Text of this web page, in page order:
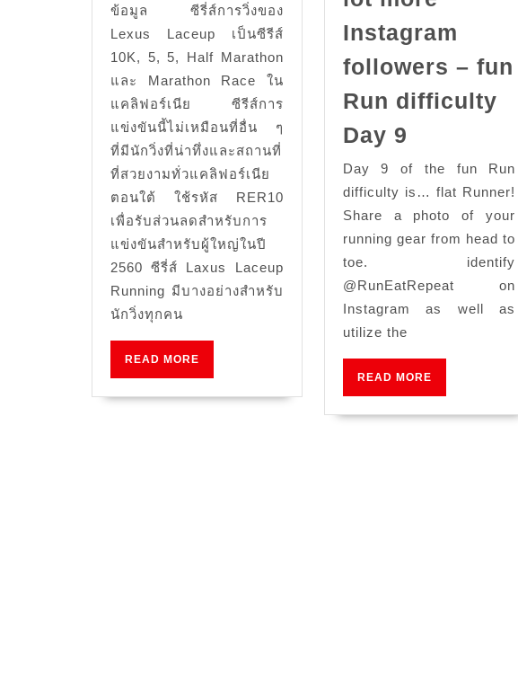
Series
Series
ข้อมูล ซีรี่ส์การวิ่งของ
Lexus Laceup เป็นซีรีส์
10K, 5, 5, Half Marathon
และ Marathon Race ใน
แคลิฟอร์เนีย ซีรีส์การ
แข่งขันนี้ไม่เหมือนที่อื่น ๆ
ที่มีนักวิ่งที่น่าทึ่งและสถานที่
ที่สวยงามทั่วแคลิฟอร์เนีย
ตอนใต้ ใช้รหัส RER10
เพื่อรับส่วนลดสำหรับการ
แข่งขันสำหรับผู้ใหญ่ในปี
2560 ซีรี่ส์ Laxus Laceup
Running มีบางอย่างสำหรับ
นักวิ่งทุกคน
READ MORE
Instagram
followers – fun
Run difficulty
Day 9
Do
a
flat
Runner
as
well
as
exactly
how
to
Day 9 of the fun Run
difficulty is… flat Runner!
Share a photo of your
running gear from head to
toe. identify
@RunEatRepeat on
Instagram as well as
utilize the
READ MOREREAD